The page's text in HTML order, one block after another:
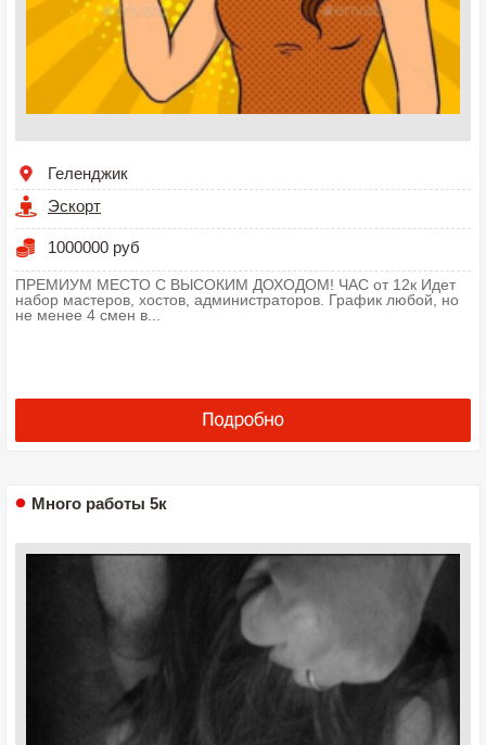
Геленджик
Эскорт
1000000 руб
ПРЕМИУМ МЕСТО С ВЫСОКИМ ДОХОДОМ! ЧАС от 12к Идет
набор мастеров, хостов, администраторов. График любой, но
не менее 4 смен в...
Много работы 5к